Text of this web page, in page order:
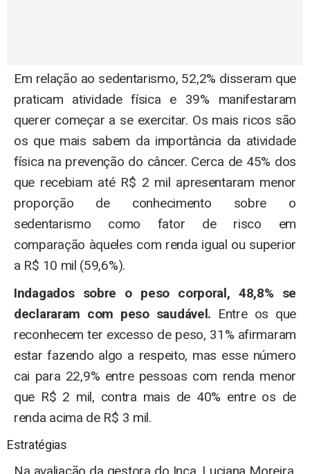
Em relação ao sedentarismo, 52,2% disseram que
praticam atividade física e 39% manifestaram
querer começar a se exercitar. Os mais ricos são
os que mais sabem da importância da atividade
física na prevenção do câncer. Cerca de 45% dos
que recebiam até R$ 2 mil apresentaram menor
proporção de conhecimento sobre o
sedentarismo como fator de risco em
comparação àqueles com renda igual ou superior
a R$ 10 mil (59,6%).
Indagados sobre o peso corporal, 48,8% se
declararam com peso saudável. Entre os que
reconhecem ter excesso de peso, 31% afirmaram
estar fazendo algo a respeito, mas esse número
cai para 22,9% entre pessoas com renda menor
que R$ 2 mil, contra mais de 40% entre os de
renda acima de R$ 3 mil.
Estratégias